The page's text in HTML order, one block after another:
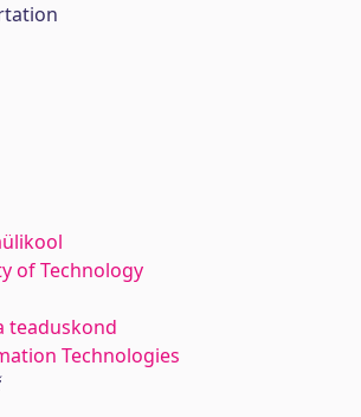
of Technology
teaduskond
Technologies